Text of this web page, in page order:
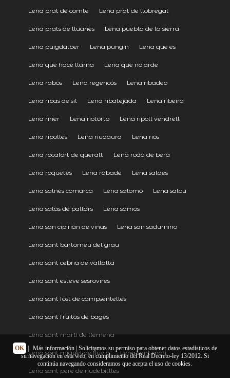
Leña prat de comte Leña prat de llobregat
Leña prats de lluanès Leña puebla de la sierra
Leña puigdàlber Leña pungín Leña que es
Leña que hace llama Leña que no arde
Leña rabós Leña regencós Leña ribadeo
Leña ribas de sil Leña ribatejada Leña ribeira
Leña riner Leña riotorto Leña ripoll vendrell
Leña ripollés Leña riudaura Leña riós
Leña rocafort de queralt Leña roda de berà
Leña roquetes Leña rábade Leña saldes
Leña salnés comarca Leña salomó Leña salou
Leña salàs de pallars Leña samos
Leña san cipirián de viñas Leña san sadurniño
Leña sant bartomeu del grau
Leña sant cebrià de vallalta
Leña sant esteve sesrovires
Leña sant fost de campsentelles
Leña sant fruitós de bages
Leña sant martí de llémena
Leña sant miquel de fluvià Leña sant mori
Leña sant pere de riudebitlles
OK Más información| Solicitamos su permiso para obtener datos estadísticos de
su navegación en esta web, en cumplimiento del Real Decreto-ley 13/2012. Si
continúa navegando consideramos que acepta el uso de cookies.